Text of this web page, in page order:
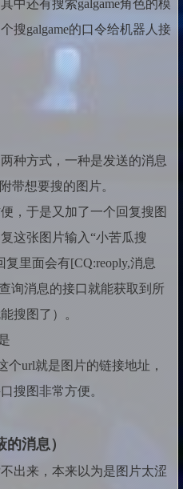
中还有搜索galgame角色的模
搜galgame的口令给机器人接
种方式，一种是发送的消息
带想要搜的图片。
，于是又加了一个回复搜图
这张图片输入“小苦瓜搜
里面会有[CQ:reoply,消息
询消息的接口就能获取到所
搜图了）。
个url就是图片的链接地址，
搜图非常方便。
消息）
出来，本来以为是图片太涩